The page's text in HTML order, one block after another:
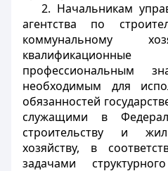
2. Начальникам
агентства по
коммунальному
квалификационные
профессиональным
необходимым для
обязанностей
служащими в
строительству и
хозяйству, в
задачами